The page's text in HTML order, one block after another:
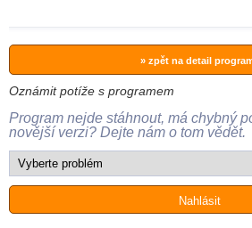
» zpět na detail
Oznámit potíže s programem
Program nejde stáhnout, má chybný
novější verzi? Dejte nám o tom vědět.